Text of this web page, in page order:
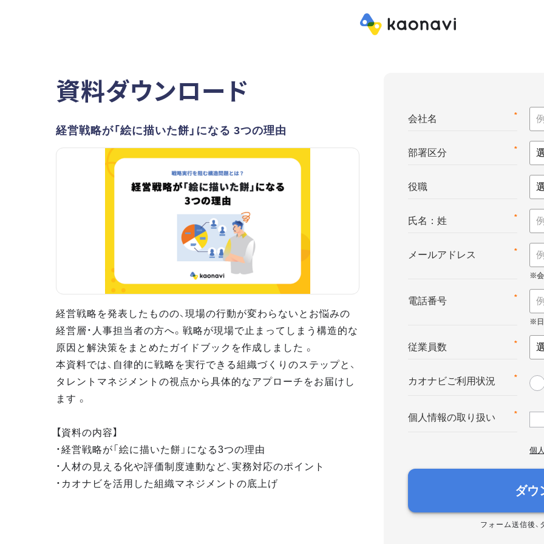
資料ダウンロード
経営戦略が「絵に描いた餅」になる 3つの理由
経営戦略を発表したものの、現場の行動が変わらないとお悩みの
経営層・人事担当者の方へ。戦略が現場で止まってしまう構造的な
原因と解決策をまとめたガイドブックを作成しました 。
本資料では、自律的に戦略を実行できる組織づくりのステップと、
タレントマネジメントの視点から具体的なアプローチをお届けし
ます 。
【資料の内容】
・経営戦略が「絵に描いた餅」になる3つの理由
・人材の見える化や評価制度連動など、実務対応のポイント
・カオナビを活用した組織マネジメントの底上げ
*
会社名
*
部署区分
役職
*
氏名：姓
*
メールアドレス
*
電話番号
*
従業員数
*
カオナビご利用状況
*
個人情報の取り扱い
個
ダウ
フォーム送信後